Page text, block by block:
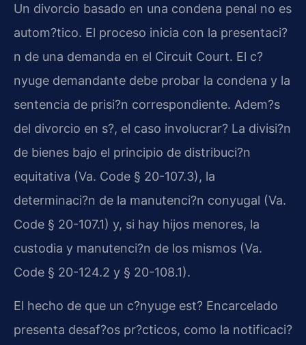
Un divorcio basado en una condena penal no es
autom?tico. El proceso inicia con la presentaci?
n de una demanda en el Circuit Court. El c?
nyuge demandante debe probar la condena y la
sentencia de prisi?n correspondiente. Adem?s
del divorcio en s?, el caso involucrar? La divisi?n
de bienes bajo el principio de distribuci?n
equitativa (Va. Code § 20-107.3), la
determinaci?n de la manutenci?n conyugal (Va.
Code § 20-107.1) y, si hay hijos menores, la
custodia y manutenci?n de los mismos (Va.
Code § 20-124.2 y § 20-108.1).
El hecho de que un c?nyuge est? Encarcelado
presenta desaf?os pr?cticos, como la notificaci?